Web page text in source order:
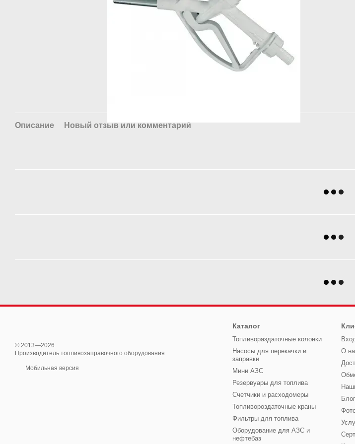
Описание Новый отзыв или комментарий
© 2013—2026
Производитель топливозаправочного оборудования
Мобильная версия
Каталог
Топливораздаточные колонки
Насосы для перекачки и
заправки
Мини АЗС
Резервуары для топлива
Счетчики и расходомеры
Топливороздаточные краны
Фильтры для топлива
Оборудование для АЗС и
нефтебаз
О
Блог